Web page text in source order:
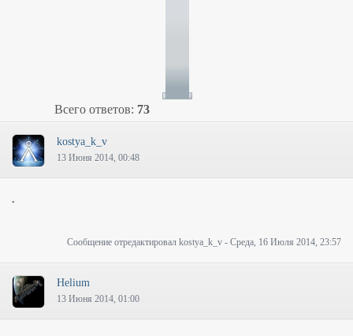
Всего ответов: 73
kostya_k_v
13 Июня 2014, 00:48
.
Сообщение отредактировал kostya_k_v - Среда, 16 Июля 2014, 23:57
Helium
13 Июня 2014, 01:00